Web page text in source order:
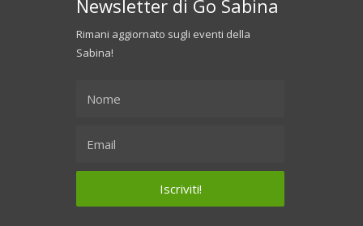
Newsletter di Go Sabina
Rimani aggiornato sugli eventi della
Sabina!